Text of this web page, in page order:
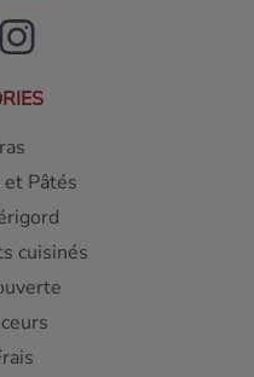
Pâtés
cuisinés